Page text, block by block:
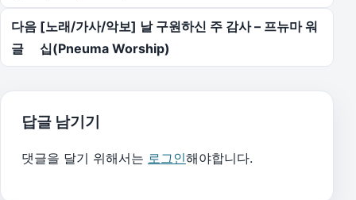
다음
글
[노래/가사/악보] 날 구원하신 주 감사 – 프뉴마 워
십(Pneuma Worship)
답글 남기기
댓글을 달기 위해서는 로그인해야합니다.